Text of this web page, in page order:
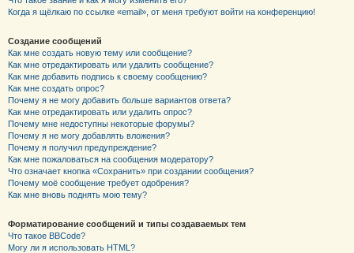
Когда я щёлкаю по ссылке «email», от меня требуют войти на конференцию!
Создание сообщений
Как мне создать новую тему или сообщение?
Как мне отредактировать или удалить сообщение?
Как мне добавить подпись к своему сообщению?
Как мне создать опрос?
Почему я не могу добавить больше вариантов ответа?
Как мне отредактировать или удалить опрос?
Почему мне недоступны некоторые форумы?
Почему я не могу добавлять вложения?
Почему я получил предупреждение?
Как мне пожаловаться на сообщения модератору?
Что означает кнопка «Сохранить» при создании сообщения?
Почему моё сообщение требует одобрения?
Как мне вновь поднять мою тему?
Форматирование сообщений и типы создаваемых тем
Что такое BBCode?
Могу ли я использовать HTML?